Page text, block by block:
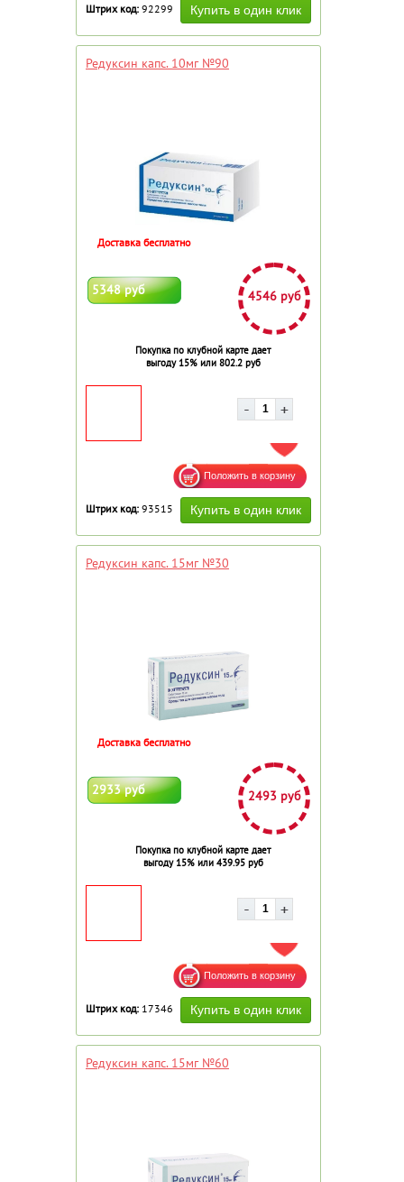
Штрих код: 92299
Редуксин капс. 10мг №90
5348 руб 4546 руб
Покупка по клубной карте дает
выгоду 15% или 802.2 руб
Доставка бесплатно
ДОБАВИТЬ В ИЗБРАННОЕ
Штрих код: 93515
Редуксин капс. 15мг №30
2933 руб 2493 руб
Покупка по клубной карте дает
выгоду 15% или 439.95 руб
Доставка бесплатно
ДОБАВИТЬ В ИЗБРАННОЕ
Штрих код: 17346
Редуксин капс. 15мг №60